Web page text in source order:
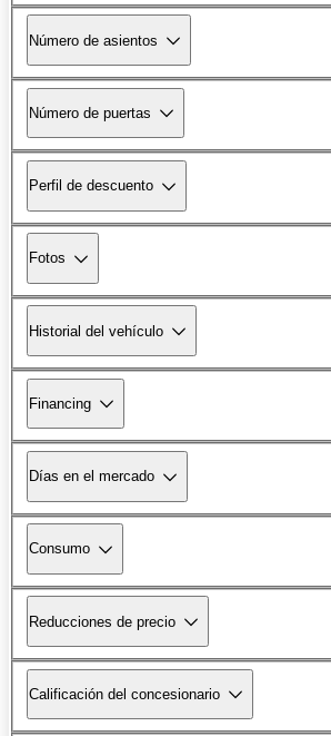
Número de asientos
Número de puertas
Perfil de descuento
Fotos
Historial del vehículo
Financing
Días en el mercado
Consumo
Reducciones de precio
Calificación del concesionario